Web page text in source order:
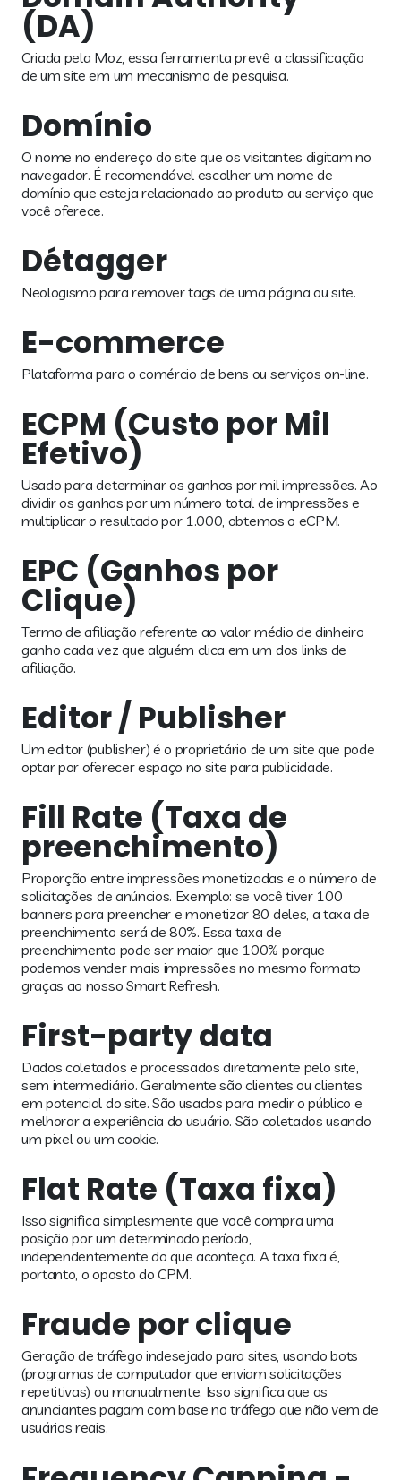
(DA)
Criada pela Moz, essa ferramenta prevê a classificação
de um site em um mecanismo de pesquisa.
Domínio
O nome no endereço do site que os visitantes digitam no
navegador. É recomendável escolher um nome de
domínio que esteja relacionado ao produto ou serviço que
você oferece.
Détagger
Neologismo para remover tags de uma página ou site.
E-commerce
Plataforma para o comércio de bens ou serviços on-line.
ECPM (Custo por Mil
Efetivo)
Usado para determinar os ganhos por mil impressões. Ao
dividir os ganhos por um número total de impressões e
multiplicar o resultado por 1.000, obtemos o eCPM.
EPC (Ganhos por
Clique)
Termo de afiliação referente ao valor médio de dinheiro
ganho cada vez que alguém clica em um dos links de
afiliação.
Editor / Publisher
Um editor (publisher) é o proprietário de um site que pode
optar por oferecer espaço no site para publicidade.
Fill Rate (Taxa de
preenchimento)
Proporção entre impressões monetizadas e o número de
solicitações de anúncios. Exemplo: se você tiver 100
banners para preencher e monetizar 80 deles, a taxa de
preenchimento será de 80%. Essa taxa de
preenchimento pode ser maior que 100% porque
podemos vender mais impressões no mesmo formato
graças ao nosso Smart Refresh.
First-party data
Dados coletados e processados diretamente pelo site,
sem intermediário. Geralmente são clientes ou clientes
em potencial do site. São usados para medir o público e
melhorar a experiência do usuário. São coletados usando
um pixel ou um cookie.
Flat Rate (Taxa fixa)
Isso significa simplesmente que você compra uma
posição por um determinado período,
independentemente do que aconteça. A taxa fixa é,
portanto, o oposto do CPM.
Fraude por clique
Geração de tráfego indesejado para sites, usando bots
(programas de computador que enviam solicitações
repetitivas) ou manualmente. Isso significa que os
anunciantes pagam com base no tráfego que não vem de
usuários reais.